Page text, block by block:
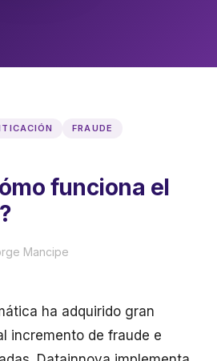
FRAUDE
funciona el
Mancipe
ha adquirido gran
incremento de fraude e